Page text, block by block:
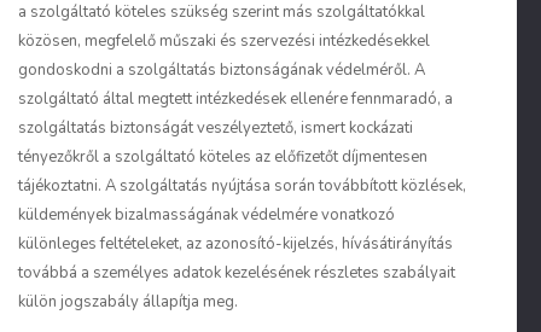
a szolgáltató köteles szükség szerint más szolgáltatókkal
közösen, megfelelő műszaki és szervezési intézkedésekkel
gondoskodni a szolgáltatás biztonságának védelméről. A
szolgáltató által megtett intézkedések ellenére fennmaradó, a
szolgáltatás biztonságát veszélyeztető, ismert kockázati
tényezőkről a szolgáltató köteles az előfizetőt díjmentesen
tájékoztatni. A szolgáltatás nyújtása során továbbított közlések,
küldemények bizalmasságának védelmére vonatkozó
különleges feltételeket, az azonosító-kijelzés, hívásátirányítás
továbbá a személyes adatok kezelésének részletes szabályait
külön jogszabály állapítja meg.